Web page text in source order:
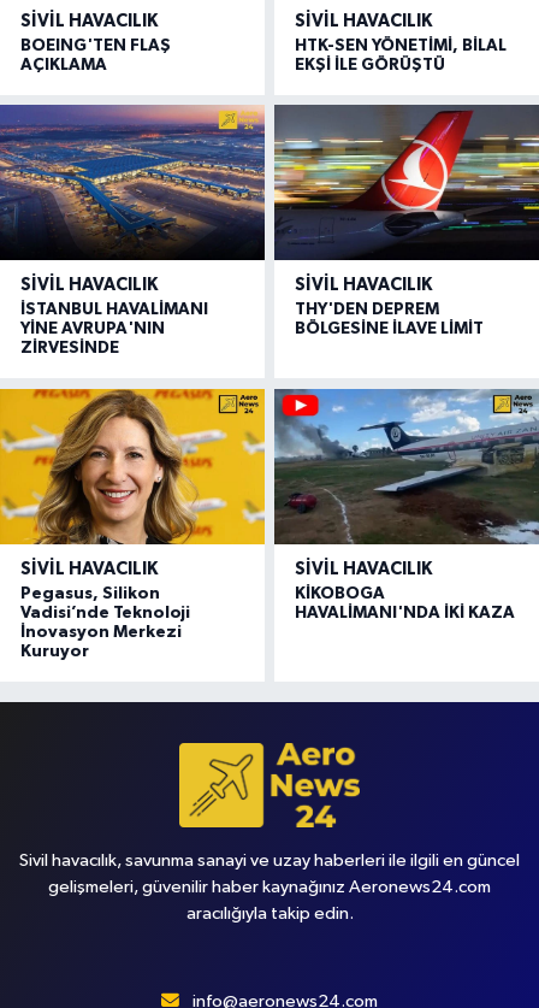
SIVIL HAVACILIK
BOEING'TEN FLAŞ
AÇIKLAMA
SIVIL HAVACILIK
HTK-SEN YÖNETİMİ, BİLAL
EKŞİ İLE GÖRÜŞTÜ
SIVIL HAVACILIK
İSTANBUL HAVALİMANI
YİNE AVRUPA'NIN
ZİRVESİNDE
SIVIL HAVACILIK
THY'DEN DEPREM
BÖLGESİNE İLAVE LİMİT
SIVIL HAVACILIK
Pegasus, Silikon
Vadisi’nde Teknoloji
İnovasyon Merkezi
Kuruyor
SIVIL HAVACILIK
KİKOBOGA
HAVALİMANI'NDA İKİ KAZA
Sivil havacılık, savunma sanayi ve uzay haberleri ile ilgili en güncel
gelişmeleri, güvenilir haber kaynağınız Aeronews24.com
aracılığıyla takip edin.
info@aeronews24.com